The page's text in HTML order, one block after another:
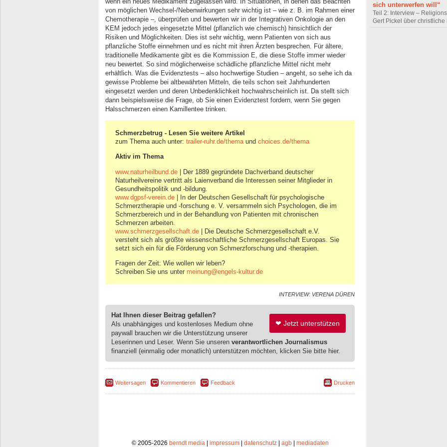
von möglichen Wechsel-/Nebenwirkungen sehr wichtig ist – wie z. B. im Rahmen einer
Chemotherapie –, überprüfen und bewerten wir in der Integrativen Onkologie an den
KEM jedoch jedes eingesetzte Mittel (pflanzlich wie chemisch) hinsichtlich der
Risiken und Möglichkeiten. Dies ist sehr wichtig, wenn Patienten von sich aus
pflanzliche Stoffe einnehmen und es nicht mit ihren Ärzten besprechen. Für ältere,
traditionelle Medikamente gibt es die Kommission E, die diese Stoffe immer wieder
neu bewertet. So sind möglicherweise schädliche pflanzliche Mittel nicht mehr
erhältlich. Was die Evidenztests – also hochwertige Studien – angeht, so sehe ich da
gewisse Probleme bei altbewährten Mitteln, die teils schon seit Jahrhunderten
eingesetzt werden und deren Unbedenklichkeit hochwahrscheinlich ist. Da stellt sich
dann beispielsweise die Frage, ob Sie einen Evidenztest fordern, wenn Sie gegen
Halsschmerzen einen Kamillentee trinken.
Schmerzbetrug - Lesen Sie weitere Artikel
zum Thema auch unter: trailer-ruhr.de/themaund choices.de/thema
Aktiv im Thema
www.naturheilbund.de | Der 1889 gegründete Dachverband deutscher
Naturheilvereine vertritt als Laienverband die Interessen seiner Mitglieder in
Gesundheitspolitik und -bildung.
www.dgpsf-verein.de | In der Deutschen Gesellschaft für psychologische
Schmerztherapie und -forschung e. V. versammeln sich Psychologen, die im
Schmerzbereich und in der Behandlung von Patienten mit chronischen
Schmerzen arbeiten.
www.schmerzgesellschaft.de | Die Deutsche Schmerzgesellschaft e.V.
versteht sich als größte wissenschaftliche Schmerzgesellschaft Europas. Sie
setzt sich ein für die Förderung von Schmerzforschung und -therapien.
Fragen der Zeit: Wie wollen wir leben?
Schreiben Sie uns unter meinung@engels-kultur.de
INTERVIEW: VERENA DÜREN
❤ Jetzt unterstützen
Hat Ihnen dieser Beitrag gefallen?
Als unabhängiges und kostenloses Medium ohne
paywall brauchen wir die Unterstützung unserer
Leserinnen und Leser. Wenn Sie unseren verantwortlichen Journalismus
finanziell (einmalig oder monatlich) unterstützen möchten, klicken Sie bitte hier.
Weitersagen Kommentieren Feedback Drucken
sich unterwerfen will“
Teil 2: Interview –
Gert Pickel über christliche
© 2005-2026 berndt media| impressum| datenschutz| agb| mediadaten